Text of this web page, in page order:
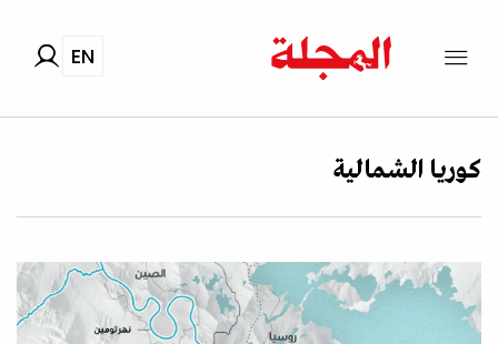
EN
كوريا الشمالية